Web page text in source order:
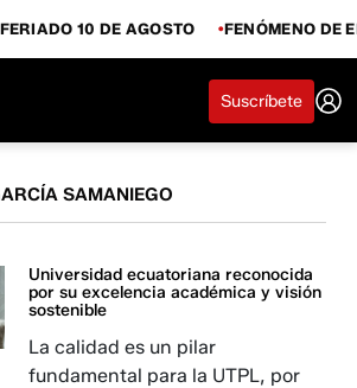
FERIADO 10 DE AGOSTO FENÓMENO DE
Suscríbete
SAMANIEGO
Universidad ecuatoriana reconocida
por su excelencia académica y visión
sostenible
La calidad es un pilar
fundamental para la UTPL, por